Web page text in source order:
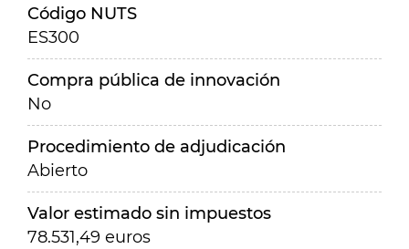
Código NUTS
ES300
Compra pública de innovación
No
Procedimiento de adjudicación
Abierto
Valor estimado sin impuestos
78.531,49 euros